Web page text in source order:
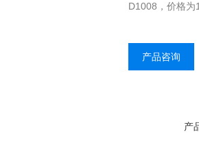
D1008，价格为
产品咨询
产